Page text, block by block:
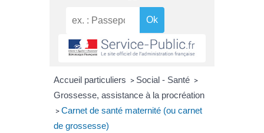
Accueil particuliers > Social - Santé >
Grossesse, assistance à la procréation
> Carnet de santé maternité (ou carnet
de grossesse)